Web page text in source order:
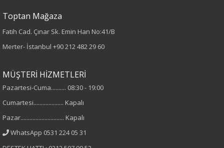
Toptan Mağaza
Fatih Cad. Çınar Sk. Emin Han No:41/B
Merter- İstanbul +90 212 482 29 60
MÜŞTERİ HİZMETLERİ
Pazartesi-Cuma.......... 08:30 - 19:00
Cumartesi.................... Kapalı
Pazar............................. Kapalı
WhatsApp 0531 224 05 31